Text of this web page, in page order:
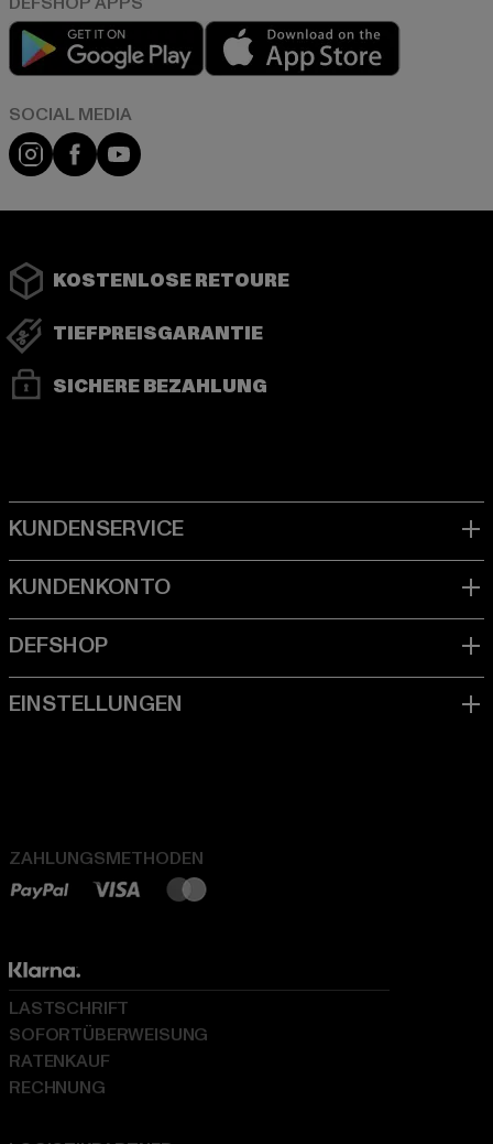
Play market
Instagram
FacebookYouTube
KOSTENLOSE RETOURE
TIEFPREISGARANTIE
SICHERE BEZAHLUNG
ZAHLUNGSMETHODEN
LASTSCHRIFT
SOFORTÜBERWEISUNG
RATENKAUF
RECHNUNG